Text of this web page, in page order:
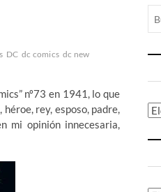
DC dc comics dc new
nº73 en 1941, lo que
rey, esposo, padre,
mi opinión innecesaria,